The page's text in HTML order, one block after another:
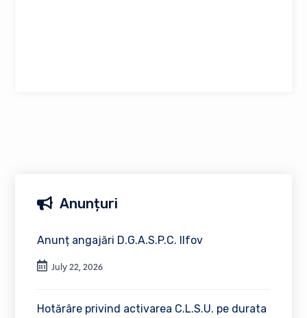
Anunțuri
Anunț angajări D.G.A.S.P.C. Ilfov
July 22, 2026
Hotărâre privind activarea C.L.S.U. pe durata